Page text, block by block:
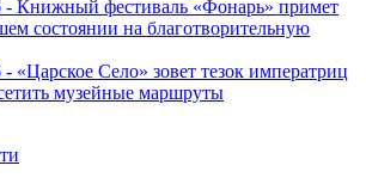
- Книжный фестиваль «Фонарь» примет
состоянии на благотворительную
- «Царское Село» зовет тезок императриц
музейные маршруты